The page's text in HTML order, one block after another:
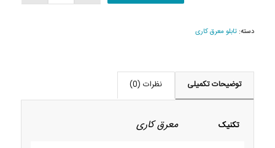
دسته: تابلو معرق کاری
توضیحات تکمیلی نظرات (0)
تکنیک معرق کاری